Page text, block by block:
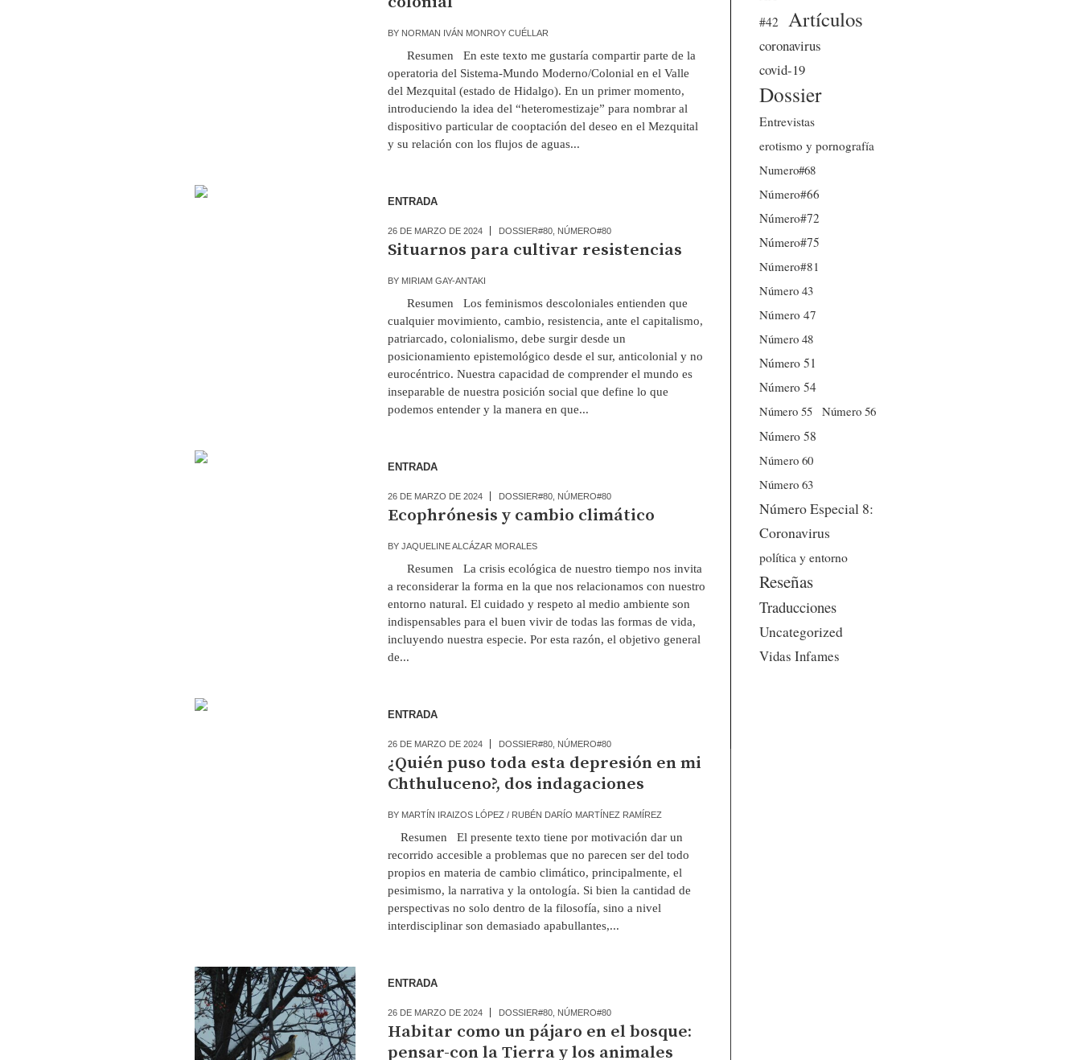
BY NORMAN IVÁN MONROY CUÉLLAR
Resumen En este texto me gustaría compartir parte de la
operatoria del Sistema-Mundo Moderno/Colonial en el Valle
del Mezquital (estado de Hidalgo). En un primer momento,
introduciendo la idea del “heteromestizaje” para nombrar al
dispositivo particular de cooptación del deseo en el Mezquital
y su relación con los flujos de aguas...
ENTRADA
26 DE MARZO DE 2024 DOSSIER#80, NÚMERO#80
Situarnos para cultivar resistencias
BY MIRIAM GAY-ANTAKI
Resumen Los feminismos descoloniales entienden que
cualquier movimiento, cambio, resistencia, ante el capitalismo,
patriarcado, colonialismo, debe surgir desde un
posicionamiento epistemológico desde el sur, anticolonial y no
eurocéntrico. Nuestra capacidad de comprender el mundo es
inseparable de nuestra posición social que define lo que
podemos entender y la manera en que...
ENTRADA
26 DE MARZO DE 2024 DOSSIER#80, NÚMERO#80
Ecophrónesis y cambio climático
BY JAQUELINE ALCÁZAR MORALES
Resumen La crisis ecológica de nuestro tiempo nos invita
a reconsiderar la forma en la que nos relacionamos con nuestro
entorno natural. El cuidado y respeto al medio ambiente son
indispensables para el buen vivir de todas las formas de vida,
incluyendo nuestra especie. Por esta razón, el objetivo general
de...
ENTRADA
26 DE MARZO DE 2024 DOSSIER#80, NÚMERO#80
¿Quién puso toda esta depresión en mi
Chthuluceno?, dos indagaciones
BY MARTÍN IRAIZOS LÓPEZ / RUBÉN DARÍO MARTÍNEZ RAMÍREZ
Resumen El presente texto tiene por motivación dar un
recorrido accesible a problemas que no parecen ser del todo
propios en materia de cambio climático, principalmente, el
pesimismo, la narrativa y la ontología. Si bien la cantidad de
perspectivas no solo dentro de la filosofía, sino a nivel
interdisciplinar son demasiado apabullantes,...
ENTRADA
26 DE MARZO DE 2024 DOSSIER#80, NÚMERO#80
Habitar como un pájaro en el bosque:
pensar-con la Tierra y los animales
#42
Artículos
coronavirus
covid-19
Dossier
Entrevistas
erotismo y pornografía
Numero#68
Número#66
Número#72
Número#75
Número#81
Número 43
Número 47
Número 48
Número 51
Número 54
Número 55
Número 56
Número 58
Número 60
Número 63
Número Especial 8:
Coronavirus
política y entorno
Reseñas
Traducciones
Uncategorized
Vidas Infames